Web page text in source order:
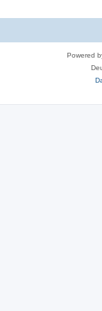
Powered